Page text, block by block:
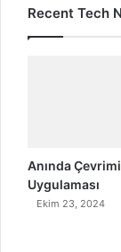
Recent Tech
Anında
Uygulaması
Ekim 23, 2024